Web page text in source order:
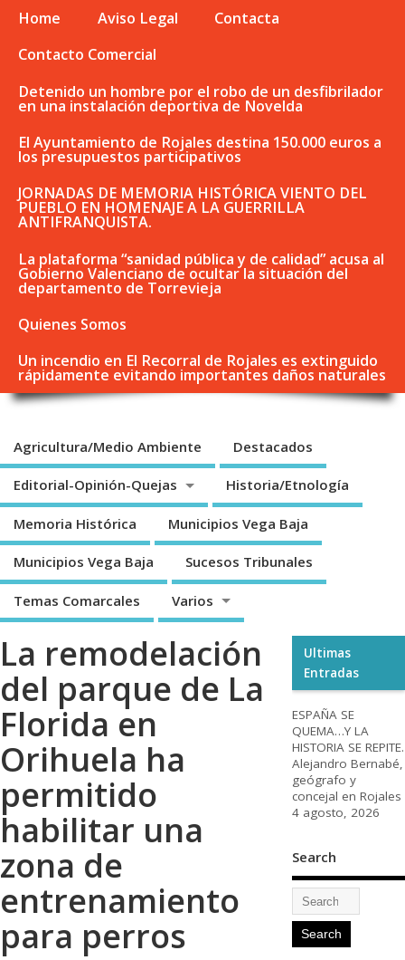
Home Aviso Legal
Contacta
Contacto Comercial
Detenido un hombre por el robo de un desfibrilador
en una instalación deportiva de Novelda
El Ayuntamiento de Rojales destina 150.000 euros a
los presupuestos participativos
JORNADAS DE MEMORIA HISTÓRICA VIENTO DEL
PUEBLO EN HOMENAJE A LA GUERRILLA
ANTIFRANQUISTA.
La plataforma “sanidad pública y de calidad” acusa al
Gobierno Valenciano de ocultar la situación del
departamento de Torrevieja
Quienes Somos
Un incendio en El Recorral de Rojales es extinguido
rápidamente evitando importantes daños naturales
Agricultura/Medio Ambiente Destacados
Editorial-Opinión-Quejas Historia/Etnología
Memoria Histórica Municipios Vega Baja
Municipios Vega Baja Sucesos Tribunales
Temas Comarcales Varios
La remodelación
del parque de La
Florida en
Orihuela ha
permitido
habilitar una
zona de
entrenamiento
para perros
Ultimas
Entradas
ESPAÑA SE
QUEMA…Y LA
HISTORIA SE REPITE.
Alejandro Bernabé,
geógrafo y
concejal en Rojales
4 agosto, 2026
Search